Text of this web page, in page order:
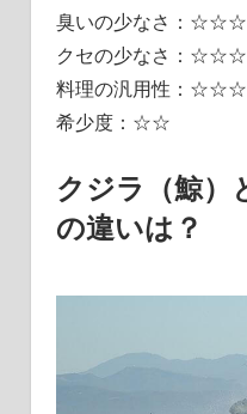
臭いの少なさ：
クセの少なさ：
料理の汎用性：
希少度：☆☆
クジラ（鯨
の違いは？